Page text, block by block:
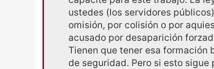
ustedes (los servidores
omisión, por colisión o por
acusado por desaparición
Tienen que tener esa formación
de seguridad. Pero si esto